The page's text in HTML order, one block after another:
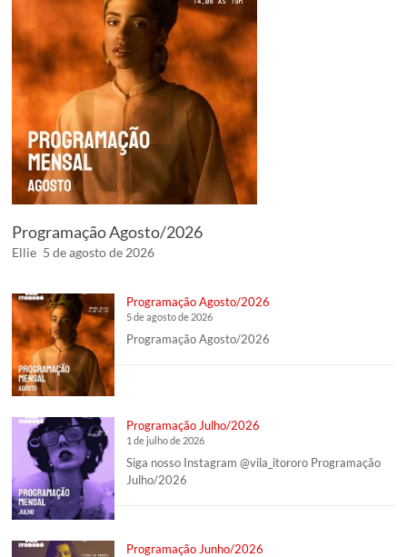
Programação Agosto/2026
Ellie 5 de agosto de 2026
Programação Agosto/2026
5 de agosto de 2026
Programação Agosto/2026
Programação Julho/2026
1 de julho de 2026
Siga nosso Instagram @vila_itororo Programação
Julho/2026
Programação Junho/2026